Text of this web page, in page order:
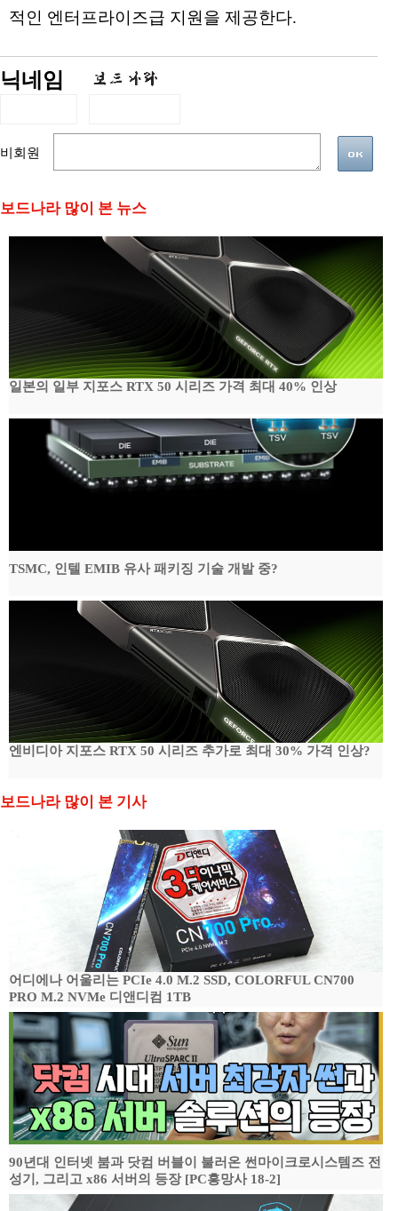
적인 엔터프라이즈급 지원을 제공한다.
닉네임
비회원
보드나라 많이 본 뉴스
일본의 일부 지포스 RTX 50 시리즈 가격 최대 40% 인상
TSMC, 인텔 EMIB 유사 패키징 기술 개발 중?
엔비디아 지포스 RTX 50 시리즈 추가로 최대 30% 가격 인상?
보드나라 많이 본 기사
어디에나 어울리는 PCIe 4.0 M.2 SSD, COLORFUL CN700
PRO M.2 NVMe 디앤디컴 1TB
90년대 인터넷 붐과 닷컴 버블이 불러온 썬마이크로시스템즈 전
성기, 그리고 x86 서버의 등장 [PC흥망사 18-2]